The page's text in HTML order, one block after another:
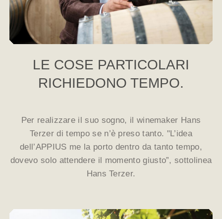
LE COSE PARTICOLARI
RICHIEDONO TEMPO.
Per realizzare il suo sogno, il winemaker Hans
Terzer di tempo se n’è preso tanto. "L’idea
dell’APPIUS me la porto dentro da tanto tempo,
dovevo solo attendere il momento giusto”, sottolinea
Hans Terzer.